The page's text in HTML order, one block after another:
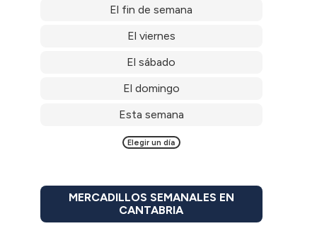
El fin de semana
El viernes
El sábado
El domingo
Esta semana
Elegir un día
MERCADILLOS SEMANALES EN
CANTABRIA